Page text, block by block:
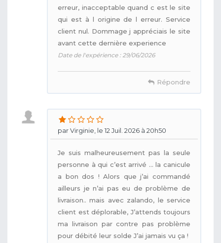
erreur, inacceptable quand c est le site
qui est à l origine de l erreur. Service
client nul. Dommage j appréciais le site
avant cette dernière experience
Date de l'expérience : 29/06/2026
Répondre
par Virginie, le 12 Juil. 2026 à 20h50
Je suis malheureusement pas la seule
personne à qui c’est arrivé … la canicule
a bon dos ! Alors que j’ai commandé
ailleurs je n’ai pas eu de problème de
livraison.. mais avec zalando, le service
client est déplorable, J’attends toujours
ma livraison par contre pas problème
pour débité leur solde J’ai jamais vu ça !